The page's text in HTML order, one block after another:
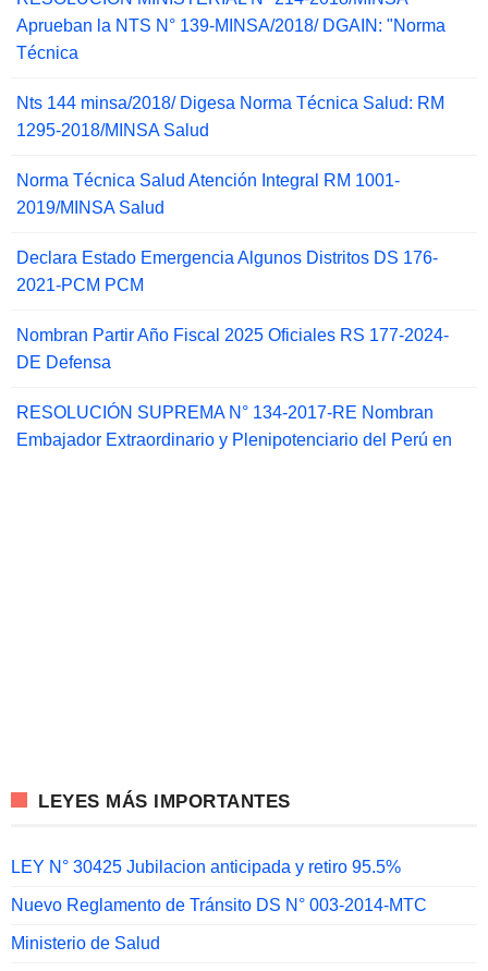
Aprueban la NTS N° 139-MINSA/2018/ DGAIN: "Norma
Técnica
Nts 144 minsa/2018/ Digesa Norma Técnica Salud: RM
1295-2018/MINSA Salud
Norma Técnica Salud Atención Integral RM 1001-
2019/MINSA Salud
Declara Estado Emergencia Algunos Distritos DS 176-
2021-PCM PCM
Nombran Partir Año Fiscal 2025 Oficiales RS 177-2024-
DE Defensa
RESOLUCIÓN SUPREMA N° 134-2017-RE Nombran
Embajador Extraordinario y Plenipotenciario del Perú en
LEYES MÁS IMPORTANTES
LEY N° 30425 Jubilacion anticipada y retiro 95.5%
Nuevo Reglamento de Tránsito DS N° 003-2014-MTC
Ministerio de Salud